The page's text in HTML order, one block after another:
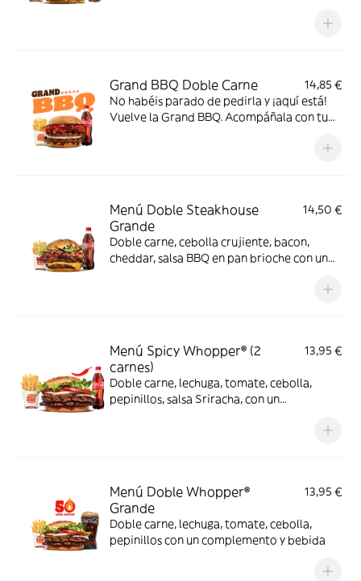
Grand BBQ Doble Carne
14,85 €
No habéis parado de pedirla y ¡aquí está!
Vuelve la Grand BBQ. Acompáñala con tu
elijas, y disfruta de doble carne con tomate,
Menú Doble Steakhouse
Grande
14,50 €
Doble carne, cebolla crujiente, bacon,
cheddar, salsa BBQ en pan brioche con un
Menú Spicy Whopper® (2
carnes)
13,95 €
Doble carne, lechuga, tomate, cebolla,
pepinillos, salsa Sriracha, con un
Menú Doble Whopper®
Grande
13,95 €
Doble carne, lechuga, tomate, cebolla,
pepinillos con un complemento y bebida